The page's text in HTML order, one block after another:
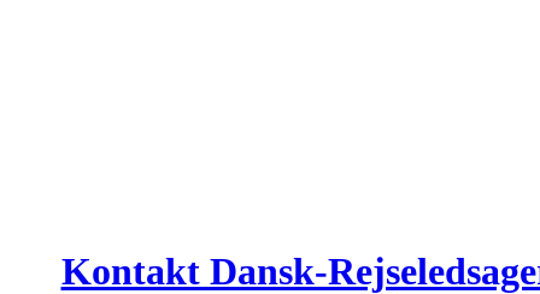
Kontakt Dansk-